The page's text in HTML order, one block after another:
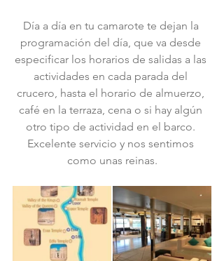
Día a día en tu camarote te dejan la
programación del día, que va desde
especificar los horarios de salidas a las
actividades en cada parada del
crucero, hasta el horario de almuerzo,
café en la terraza, cena o si hay algún
otro tipo de actividad en el barco.
Excelente servicio y nos sentimos
como unas reinas.